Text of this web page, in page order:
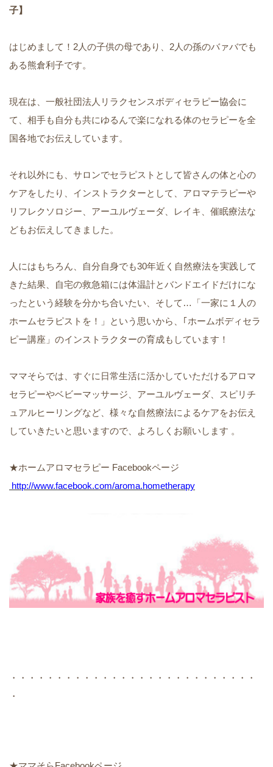
子】
はじめまして！ 2人の子供の母であり、 2人の孫のバァバでも
ある熊倉利子です。
現在は、一般社団法人リラクセンスボディセラピー協会に
て、相手も自分も共にゆるんで楽になれる体のセラピーを全
国各地でお伝えしています。
それ以外にも、サロンでセラピストとして皆さんの体と心の
ケアをしたり、インストラクターとして、アロマテラピーや
リフレクソロジー、アーユルヴェーダ、レイキ、催眠療法な
どもお伝えしてきました。
人にはもちろん、自分自身でも30年近く自然療法を実践して
きた結果、自宅の救急箱には体温計とバンドエイドだけにな
ったという経験を分かち合いたい、そして …
「一家に１人の
ホームセラピストを！」という思いから、｢ホームボディセラ
ピー講座」のインストラクターの育成もしています！
ママそらでは、すぐに日常生活に活かしていただけるアロマ
セラピーやベビーマッサージ、アーユルヴェーダ、スピリチ
ュアルヒーリングなど、様々な自然療法によるケアをお伝え
していきたいと思いますので、よろしくお願いします 。
★ホームアロマセラピー Facebookページ
http://www.facebook.com/aroma.hometherapy
・・・・・・・・・・・・・・・・・・・・・・・・・・・
・